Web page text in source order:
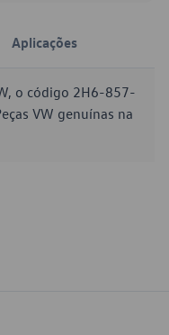
Aplicações
o código 2H6-857-
VW genuínas na